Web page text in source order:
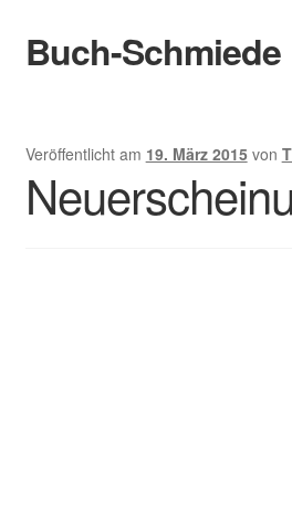
Zur
Navigation
Zum
Inhalt
Buch-Schmiede
Cookie-Richtlinie (EU)
Datenschutzerklärung
Veröffentlicht am 19. März 2015 von